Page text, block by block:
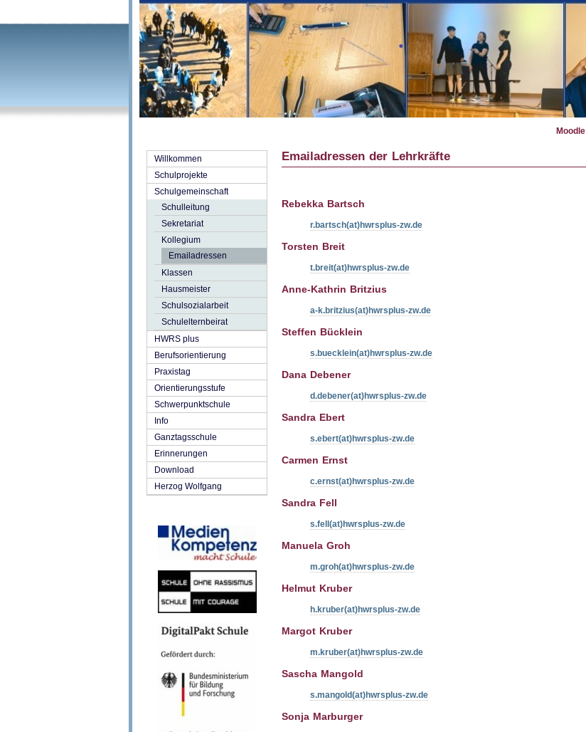
Moodle
Willkommen
Schulprojekte
Schulgemeinschaft
Schulleitung
Sekretariat
Kollegium
Emailadressen
Klassen
Hausmeister
Schulsozialarbeit
Schulelternbeirat
HWRS plus
Berufsorientierung
Praxistag
Orientierungsstufe
Schwerpunktschule
Info
Ganztagsschule
Erinnerungen
Download
Herzog Wolfgang
Emailadressen der Lehrkräfte
Rebekka Bartsch
r.bartsch(at)hwrsplus-zw.de
Torsten Breit
t.breit(at)hwrsplus-zw.de
Anne-Kathrin Britzius
a-k.britzius(at)hwrsplus-zw.de
Steffen Bücklein
s.buecklein(at)hwrsplus-zw.de
Dana Debener
d.debener(at)hwrsplus-zw.de
Sandra Ebert
s.ebert(at)hwrsplus-zw.de
Carmen Ernst
c.ernst(at)hwrsplus-zw.de
Sandra Fell
s.fell(at)hwrsplus-zw.de
Manuela Groh
m.groh(at)hwrsplus-zw.de
Helmut Kruber
h.kruber(at)hwrsplus-zw.de
Margot Kruber
m.kruber(at)hwrsplus-zw.de
Sascha Mangold
s.mangold(at)hwrsplus-zw.de
Sonja Marburger